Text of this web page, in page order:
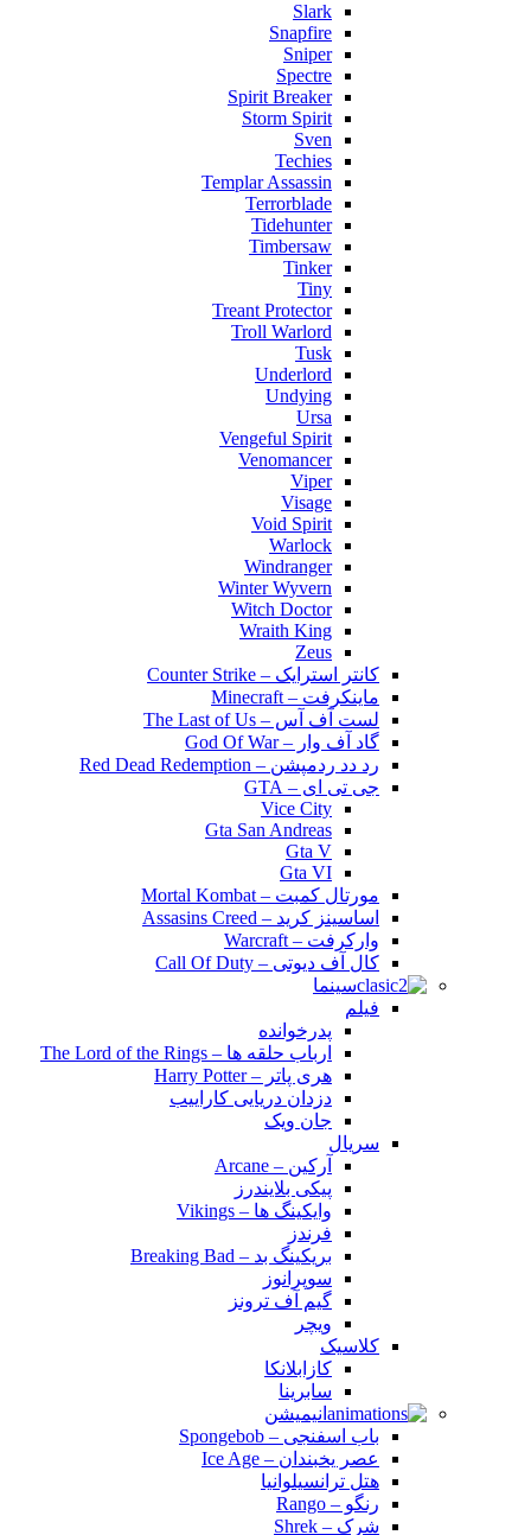
Slark
Snapfire
Sniper
Spectre
Spirit Breaker
Storm Spirit
Sven
Techies
Templar Assassin
Terrorblade
Tidehunter
Timbersaw
Tinker
Tiny
Treant Protector
Troll Warlord
Tusk
Underlord
Undying
Ursa
Vengeful Spirit
Venomancer
Viper
Visage
Void Spirit
Warlock
Windranger
Winter Wyvern
Witch Doctor
Wraith King
Zeus
کانتر استرایک – Counter Strike
ماینکرفت – Minecraft
لست آف آس – The Last of Us
گاد آف وار – God Of War
رد دد ردمپشن – Red Dead Redemption
جی تی ای – GTA
Vice City
Gta San Andreas
Gta V
Gta VI
مورتال کمبت – Mortal Kombat
اساسینز کرید – Assasins Creed
وارکرفت – Warcraft
کال آف دیوتی – Call Of Duty
سینما
فیلم
پدرخوانده
ارباب حلقه ها – The Lord of the Rings
هری پاتر – Harry Potter
دزدان دریایی کاراییب
جان ویک
سریال
آرکین – Arcane
پیکی بلایندرز
وایکینگ ها – Vikings
فرندز
بریکینگ بد – Breaking Bad
سوپرانوز
گیم آف ترونز
ویچر
کلاسیک
کازابلانکا
سابرینا
انیمیشن
باب اسفنجی – Spongebob
عصر یخبندان – Ice Age
هتل ترانسیلوانیا
رنگو – Rango
شرک – Shrek